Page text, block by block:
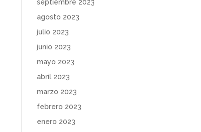
septiembre 2023
agosto 2023
julio 2023
junio 2023
mayo 2023
abril 2023
marzo 2023
febrero 2023
enero 2023